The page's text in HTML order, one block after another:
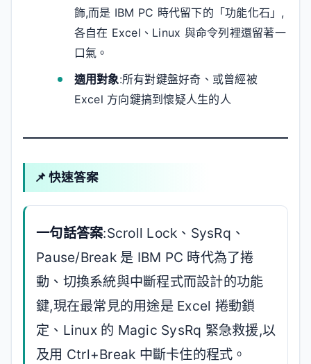
飾,而是 IBM PC 時代留下的「功能化石」,
各自在 Excel、Linux 與命令列裡還留著一
口氣。
適用對象:所有對鍵盤好奇、或曾經被
Excel 方向鍵搞到懷疑人生的人
📌 快速答案
一句話答案:Scroll Lock、SysRq、
Pause/Break 是 IBM PC 時代為了捲
動、切換系統與中斷程式而設計的功能
鍵,現在最常見的用途是 Excel 捲動鎖
定、Linux 的 Magic SysRq 緊急救援,以
及用 Ctrl+Break 中斷卡住的程式。